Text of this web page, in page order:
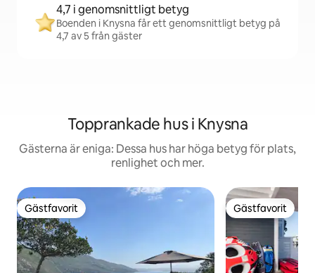
4,7 i genomsnittligt betyg
Boenden i Knysna får ett genomsnittligt betyg på
4,7 av 5 från gäster
Topprankade hus i Knysna
Gästerna är eniga: Dessa hus har höga betyg för plats,
renlighet och mer.
Gästfavorit
Gästfavorit Gästfavorit
Gästfavorit